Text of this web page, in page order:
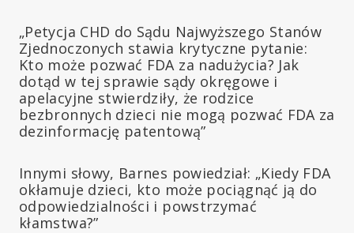
„Petycja CHD do Sądu Najwyższego Stanów
Zjednoczonych stawia krytyczne pytanie:
Kto może pozwać FDA za nadużycia? Jak
dotąd w tej sprawie sądy okręgowe i
apelacyjne stwierdziły, że rodzice
bezbronnych dzieci nie mogą pozwać FDA za
dezinformację patentową”
Innymi słowy, Barnes powiedział: „Kiedy FDA
okłamuje dzieci, kto może pociągnąć ją do
odpowiedzialności i powstrzymać
kłamstwa?”